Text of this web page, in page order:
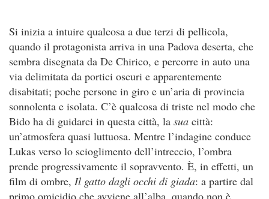
Si inizia a intuire qualcosa a due terzi di pellicola,
quando il protagonista arriva in una Padova deserta, che
sembra disegnata da De Chirico, e percorre in auto una
via delimitata da portici oscuri e apparentemente
disabitati; poche persone in giro e un’aria di provincia
sonnolenta e isolata. C’è qualcosa di triste nel modo che
Bido ha di guidarci in questa città, la sua città:
un’atmosfera quasi luttuosa. Mentre l’indagine conduce
Lukas verso lo scioglimento dell’intreccio, l’ombra
prende progressivamente il sopravvento. È, in effetti, un
film di ombre, Il gatto dagli occhi di giada: a partire dal
primo omicidio che avviene all’alba, quando non è